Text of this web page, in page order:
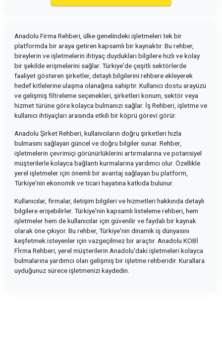
Anadolu Firma Rehberi, ülke genelindeki işletmeleri tek bir
platformda bir araya getiren kapsamlı bir kaynaktır. Bu rehber,
bireylerin ve işletmelerin ihtiyaç duydukları bilgilere hızlı ve kolay
bir şekilde erişmelerini sağlar. Türkiye'de çeşitli sektörlerde
faaliyet gösteren şirketler, detaylı bilgilerini rehbere ekleyerek
hedef kitlelerine ulaşma olanağına sahiptir. Kullanıcı dostu arayüzü
ve gelişmiş filtreleme seçenekleri, şirketleri konum, sektör veya
hizmet türüne göre kolayca bulmanızı sağlar. İş Rehberi, işletme ve
kullanıcı ihtiyaçları arasında etkili bir köprü görevi görür.
Anadolu Şirket Rehberi, kullanıcıların doğru şirketleri hızla
bulmasını sağlayan güncel ve doğru bilgiler sunar. Rehber,
işletmelerin çevrimiçi görünürlüklerini artırmalarına ve potansiyel
müşterilerle kolayca bağlantı kurmalarına yardımcı olur. Özellikle
yerel işletmeler için önemli bir avantaj sağlayan bu platform,
Türkiye'nin ekonomik ve ticari hayatına katkıda bulunur.
Kullanıcılar, firmalar, iletişim bilgileri ve hizmetleri hakkında detaylı
bilgilere erişebilirler. Türkiye'nin kapsamlı listeleme rehberi, hem
işletmeler hem de kullanıcılar için güvenilir ve faydalı bir kaynak
olarak öne çıkıyor. Bu rehber, Türkiye'nin dinamik iş dünyasını
keşfetmek isteyenler için vazgeçilmez bir araçtır. Anadolu KOBİ
Fİrma Rehberi, yerel müşterilerin Anadolu'daki işletmeleri kolayca
bulmalarına yardımcı olan gelişmiş bir işletme rehberidir. Kurallara
uyduğunuz sürece işletmenizi kaydedin.